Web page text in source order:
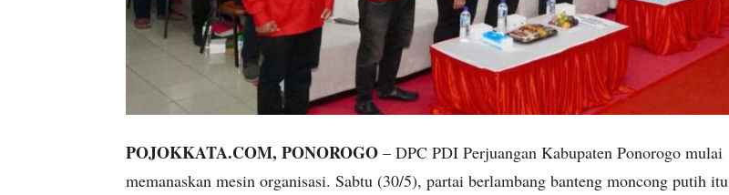
POJOKKATA.COM, PONOROGO – DPC PDI Perjuangan Kabupaten Ponorogo mulai
memanaskan mesin organisasi. Sabtu (30/5), partai berlambang banteng moncong putih itu